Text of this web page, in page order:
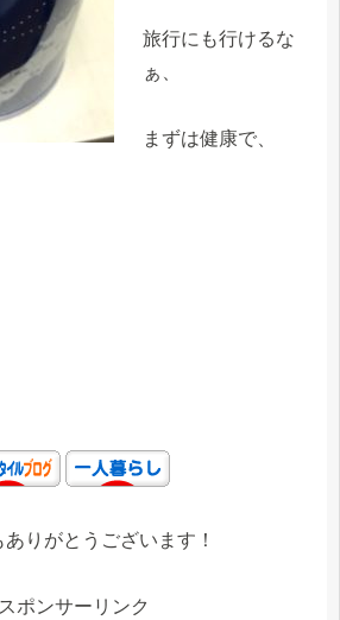
旅行にも行けるな
ぁ、
まずは健康で、
りがとうございます！
スポンサーリンク